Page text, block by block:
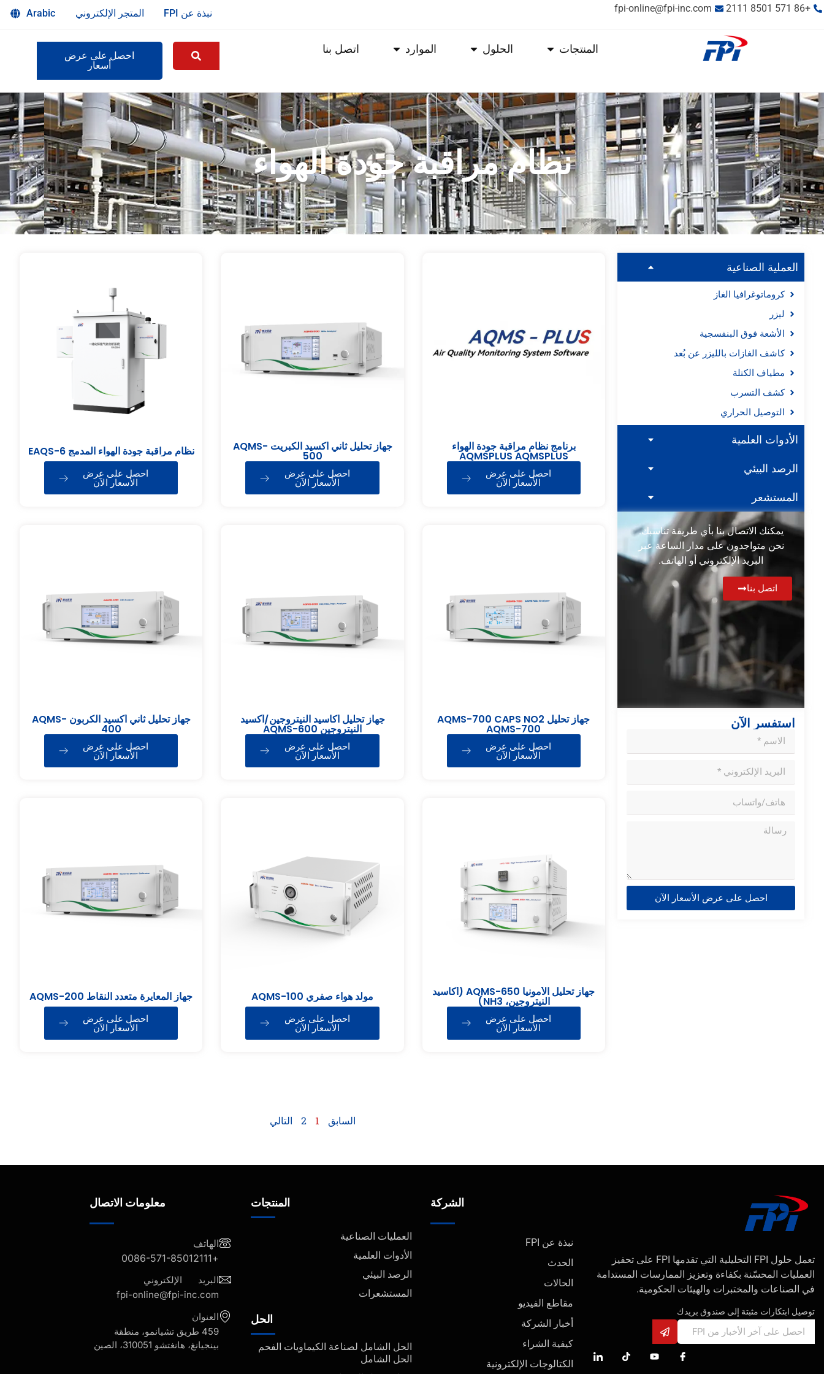
+86 571 8501 2111
fpi-online@fpi-inc.com نبذة عن FPI المتجر الإلكتروني Arabic
المنتجات الحلول الموارد اتصل بنا
احصل على عرض
أسعار
نظام مراقبة جودة الهواء
العملية الصناعية
كروماتوغرافيا الغاز
ليزر
الأشعة فوق البنفسجية
كاشف الغازات بالليزر عن بُعد
مطياف الكتلة
كشف التسرب
التوصيل الحراري
الأدوات العلمية
الرصد البيئي
المستشعر
يمكنك الاتصال بنا بأي طريقة تناسبك.
نحن متواجدون على مدار الساعة عبر
البريد الإلكتروني أو الهاتف.
اتصل بنا
استفسر الآن
احصل على عرض الأسعار الآن
برنامج نظام مراقبة جودة الهواء
AQMSPLUS AQMSPLUS
احصل على عرض
الأسعار الآن
جهاز تحليل ثاني أكسيد الكبريت AQMS-
500
احصل على عرض
الأسعار الآن
نظام مراقبة جودة الهواء المدمج EAQS-6
احصل على عرض
الأسعار الآن
جهاز تحليل AQMS-700 CAPS NO2
AQMS-700
احصل على عرض
الأسعار الآن
جهاز تحليل أكاسيد النيتروجين/أكسيد
النيتروجين AQMS-600
احصل على عرض
الأسعار الآن
جهاز تحليل ثاني أكسيد الكربون AQMS-
400
احصل على عرض
الأسعار الآن
جهاز تحليل الأمونيا AQMS-650 (أكاسيد
النيتروجين، NH3)
احصل على عرض
الأسعار الآن
مولد هواء صفري AQMS-100
احصل على عرض
الأسعار الآن
جهاز المعايرة متعدد النقاط AQMS-200
احصل على عرض
الأسعار الآن
السابق 1
2 التالي
تعمل حلول FPI التحليلية التي تقدمها FPI على تحفيز
العمليات المحسّنة بكفاءة وتعزيز الممارسات المستدامة
في الصناعات والمختبرات والهيئات الحكومية.
توصيل ابتكارات مثبتة إلى صندوق بريدك
الشركة
نبذة عن FPI
الحدث
الحالات
مقاطع الفيديو
أخبار الشركة
كيفية الشراء
الكتالوجات الإلكترونية
المنتجات
العمليات الصناعية
الأدوات العلمية
الرصد البيئي
المستشعرات
الحل
الحل الشامل لصناعة الكيماويات الفحم
الحل الشامل
معلومات الاتصال
الهاتف
+0086-571-85012111
البريد الإلكتروني
fpi-online@fpi-inc.com
العنوان
459 طريق تشيانمو، منطقة
بينجيانغ، هانغتشو 310051، الصين